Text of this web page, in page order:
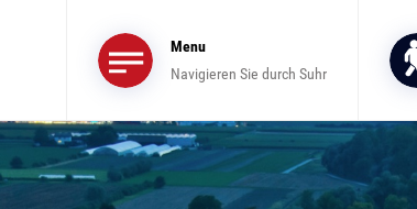
Menu
Navigieren Sie durch Suhr